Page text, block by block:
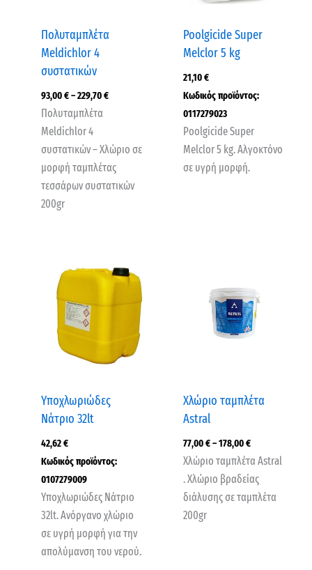
Πολυταμπλέτα
Meldichlor 4
συστατικών
93,00€–229,70€
Πολυταμπλέτα
Meldichlor 4
συστατικών – Χλώριο σε
μορφή ταμπλέτας
τεσσάρων συστατικών
200gr
Poolgicide Super
Melclor 5 kg
21,10€
Κωδικός προϊόντος:
0117279023
Poolgicide Super
Melclor 5 kg. Αλγοκτόνο
σε υγρή μορφή.
Υποχλωριώδες
Νάτριο 32lt
42,62€
Κωδικός προϊόντος:
0107279009
Υποχλωριώδες Νάτριο
32lt. Ανόργανο χλώριο
σε υγρή μορφή για την
απολύμανση του νερού.
Χλώριο ταμπλέτα
Astral
77,00€–178,00€
through
178,00 €
Χλώριο ταμπλέτα Astral
. Χλώριο βραδείας
διάλυσης σε ταμπλέτα
200gr